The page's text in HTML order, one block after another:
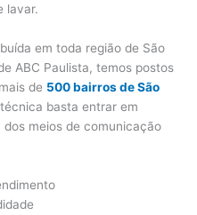
lavar.
em toda região de São
ABC Paulista, temos postos
de 500 bairros de São
basta entrar em
meios de comunicação